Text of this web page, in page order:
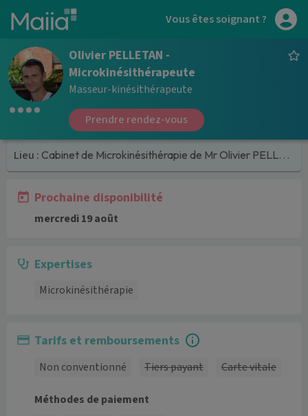
Aller au contenu principal Vous êtes soignant ?
Olivier PELLETAN -
Microkinésithérapeute
Masseur-kinésithérapeute
Prendre rendez-vous
Lieu : Cabinet de Microkinésithérapie de Mr Olivier PELLETAN
Prochaine disponibilité
mercredi 19 août
Expertises
Microkinésithérapie
Tarifs et remboursements
Non conventionné Tiers payant Carte vitale
Méthodes de paiement